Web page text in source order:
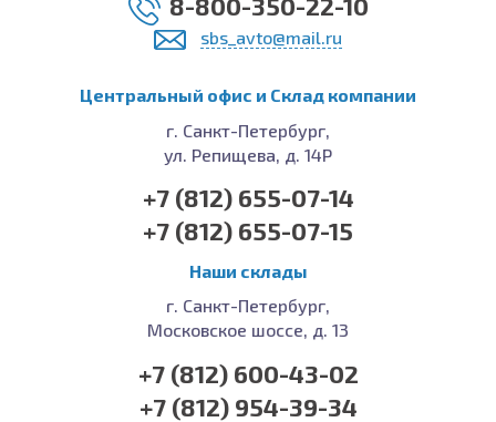
sbs_avto@mail.ru
Центральный офис и Cклад компании
г. Санкт-Петербург,
ул. Репищева, д. 14Р
+7 (812) 655-07-14
+7 (812) 655-07-15
Наши склады
г. Санкт-Петербург,
Московское шоссе, д. 13
+7 (812) 600-43-02
+7 (812) 954-39-34